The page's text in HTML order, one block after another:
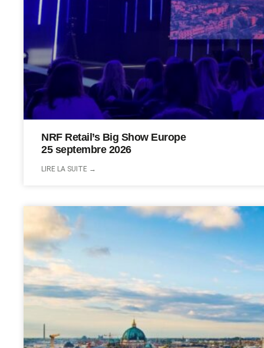
NRF Retail’s Big Show Europe
25 septembre 2026
LIRE LA SUITE →